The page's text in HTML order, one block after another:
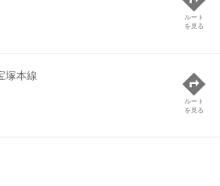
ルート
を見る
塚本線
ルート
を見る